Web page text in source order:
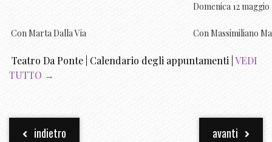
Domenica 12
Con Marta Dalla Via Con Massimiliano
Teatro Da Ponte | Calendario degli appuntamenti | VEDI
TUTTO →
indietro avanti